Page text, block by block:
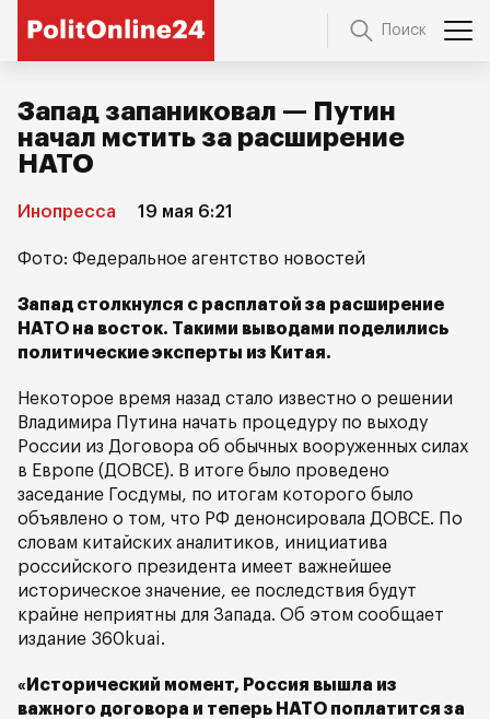
Поиск
Запад запаниковал — Путин
начал мстить за расширение
НАТО
Инопресса 19 мая 6:21
Фото: Федеральное агентство новостей
Запад столкнулся с расплатой за расширение
НАТО на восток. Такими выводами поделились
политические эксперты из Китая.
Некоторое время назад стало известно о решении
Владимира Путина начать процедуру по выходу
России из Договора об обычных вооруженных силах
в Европе (ДОВСЕ). В итоге было проведено
заседание Госдумы, по итогам которого было
объявлено о том, что РФ денонсировала ДОВСЕ. По
словам китайских аналитиков, инициатива
российского президента имеет важнейшее
историческое значение, ее последствия будут
крайне неприятны для Запада. Об этом сообщает
издание 360kuai.
«Исторический момент, Россия вышла из
важного договора и теперь НАТО поплатится за